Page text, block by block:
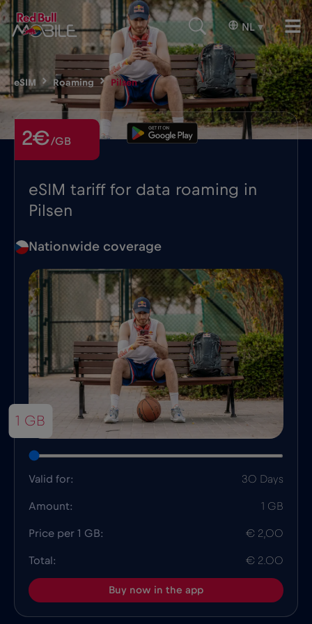
NL ▾
eSIM Roaming Pilsen
eSIM tariff for data roaming in
Pilsen
2€/GB
Nationwide coverage
1 GB
Valid for: 30 Days
Amount: 1 GB
Price per 1 GB: € 2,00
Total: € 2.00
Buy now in the app